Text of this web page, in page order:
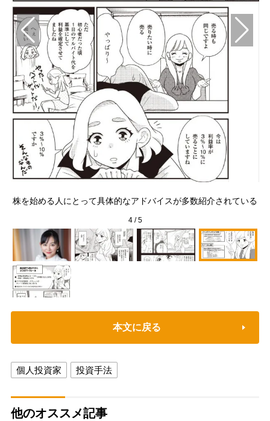
株を始める人にとって具体的なアドバイスが多数紹介されている
4/5
本文に戻る
個人投資家 投資手法
他のオススメ記事